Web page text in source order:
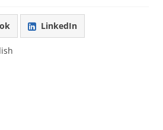
LinkedIn